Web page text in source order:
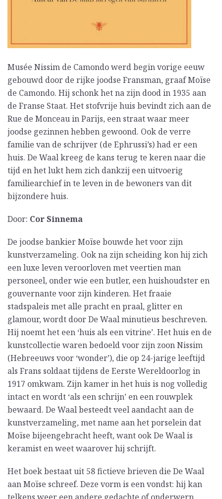
Musée Nissim de Camondo werd begin vorige eeuw
gebouwd door de rijke joodse Fransman, graaf Moïse
de Camondo. Hij schonk het na zijn dood in 1935 aan
de Franse Staat. Het stofvrije huis bevindt zich aan de
Rue de Monceau in Parijs, een straat waar meer
joodse gezinnen hebben gewoond. Ook de verre
familie van de schrijver (de Ephrussi’s) had er een
huis. De Waal kreeg de kans terug te keren naar die
tijd en het lukt hem zich dankzij een uitvoerig
familiearchief in te leven in de bewoners van dit
bijzondere huis.
Door: Cor Sinnema
De joodse bankier Moïse bouwde het voor zijn
kunstverzameling. Ook na zijn scheiding kon hij zich
een luxe leven veroorloven met veertien man
personeel, onder wie een butler, een huishoudster en
gouvernante voor zijn kinderen. Het fraaie
stadspaleis met alle pracht en praal, glitter en
glamour, wordt door De Waal minutieus beschreven.
Hij noemt het een ‘huis als een vitrine’. Het huis en de
kunstcollectie waren bedoeld voor zijn zoon Nissim
(Hebreeuws voor ‘wonder’), die op 24-jarige leeftijd
als Frans soldaat tijdens de Eerste Wereldoorlog in
1917 omkwam. Zijn kamer in het huis is nog volledig
intact en wordt ‘als een schrijn’ en een rouwplek
bewaard. De Waal besteedt veel aandacht aan de
kunstverzameling, met name aan het porselein dat
Moïse bijeengebracht heeft, want ook De Waal is
keramist en weet waarover hij schrijft.
Het boek bestaat uit 58 fictieve brieven die De Waal
aan Moïse schreef. Deze vorm is een vondst: hij kan